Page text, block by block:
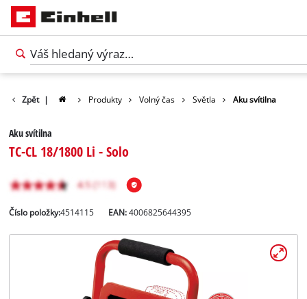
Zpět | Produkty Volný čas Světla Aku svítilna
Aku svítilna
TC-CL 18/1800 Li - Solo
Číslo položky:4514115 EAN:4006825644395